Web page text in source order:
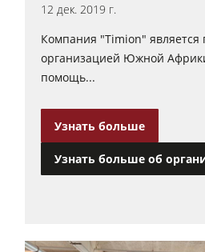
12 дек. 2019 г.
Компания "Timion" является
организацией Южной
помощь...
Узнать больше
Узнать больше об